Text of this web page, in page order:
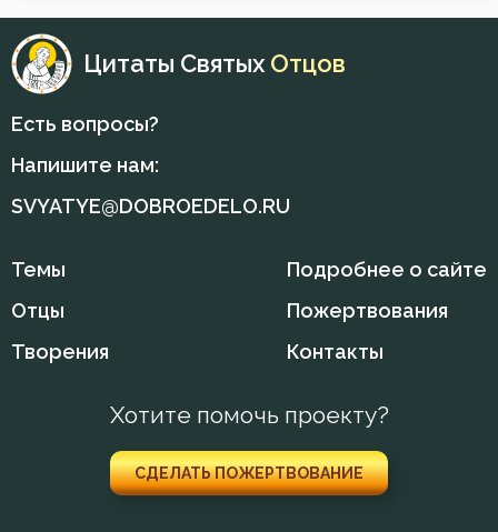
Духовная жизнь
Душа
Еда
Женщина
Загробная жизнь
Цитаты Святых Отцов
Есть вопросы?
Напишите нам:
SVYATYE@DOBROEDELO.RU
Темы
Отцы
Творения
Подробнее о сайте
Пожертвования
Контакты
Хотите помочь проекту?
СДЕЛАТЬ ПОЖЕРТВОВАНИЕ